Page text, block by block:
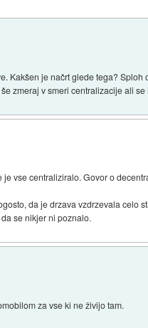
Kakšen je načrt glede tega?
zmeraj v smeri centralizacije ali
vse centraliziralo. Govor o
da je drzava vzdrzevala celo
se nikjer ni poznalo.
za vse ki ne živijo tam.